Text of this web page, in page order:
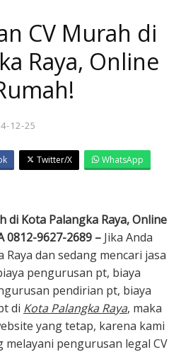
CV Murah di
Raya, Online
12-25
Twitter/X
WhatsApp
di Kota Palangka Raya, Online
0812-9627-2689 – Jika Anda
dan sedang mencari jasa
pengurusan pt, biaya
pendirian pt, biaya
di Kota Palangka Raya, maka
yang tetap, karena kami
melayani pengurusan legal CV